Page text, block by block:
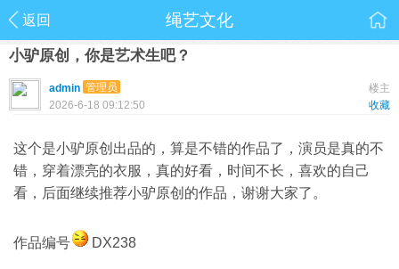
返回 绳艺文化
小驴原创，你是艺术生吧？
楼主
admin 管理员
收藏
2026-6-18 09:12:50
这个是小驴原创出品的，算是不错的作品了，演员是真的不
错，穿着漂亮的衣服，真的好看，时间不长，喜欢的自己
看，后面继续推荐小驴原创的作品，谢谢大家了。
作品编号 DX238